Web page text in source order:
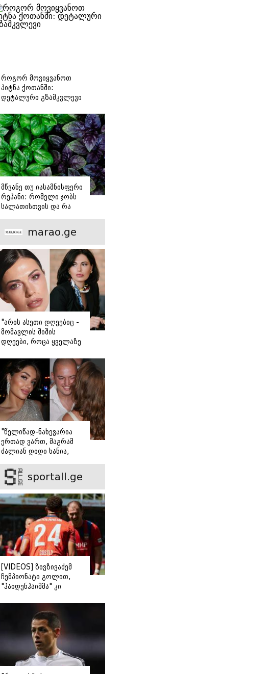
როგორ მოვიყვანოთ
პიტნა ქოთანში:
დეტალური გზამკვლევი
მწვანე თუ იასამნისფერი
რეჰანი: რომელი ჯობს
სალათისთვის და რა
marao.ge
"არის ასეთი დღეებიც -
მომავლის შიშის
დღეები, როცა ყველაზე
- ირინა ონაშვილის
წერილი
"წელიწად-ნახევარია
ერთად ვართ, მაგრამ
ძალიან დიდი ხანია,
ბარბაქაძის რჩეული და
როგორია მისი
სიყვარულის ამბავი
sportall.ge
[VIDEOS] ზივზივაძემ
ჩემპიონატი გოლით,
"ჰაიდენჰაიმმა" კი